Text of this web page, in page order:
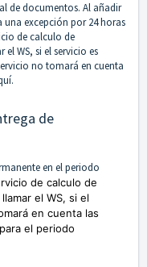
de documentos. Al añadir
una excepción por 24 horas
de calculo de
WS, si el servicio es
no tomará en cuenta
de
en el periodo
de calculo de
el WS, si el
en cuenta las
el periodo